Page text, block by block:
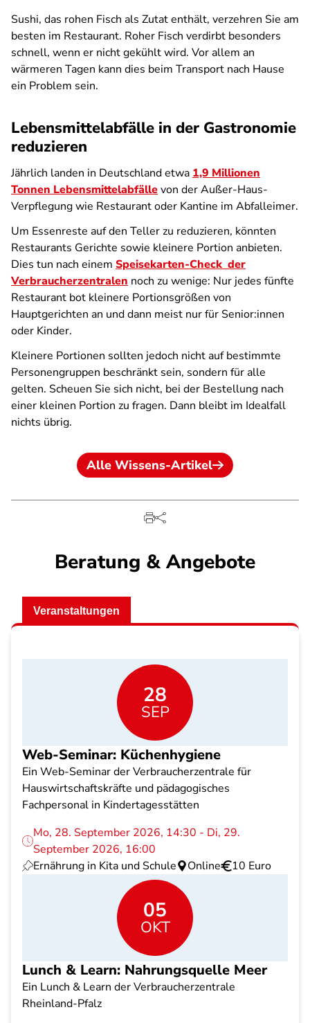
Sushi, das rohen Fisch als Zutat enthält, verzehren Sie am
besten im Restaurant. Roher Fisch verdirbt besonders
schnell, wenn er nicht gekühlt wird. Vor allem an
wärmeren Tagen kann dies beim Transport nach Hause
ein Problem sein.
Lebensmittelabfälle in der Gastronomie
reduzieren
Jährlich landen in Deutschland etwa 1,9 Millionen
Tonnen Lebensmittelabfällevon der Außer-Haus-
Verpflegung wie Restaurant oder Kantine im Abfalleimer.
Um Essenreste auf den Teller zu reduzieren, könnten
Restaurants Gerichte sowie kleinere Portion anbieten.
Dies tun nach einem Speisekarten-Check der
Verbraucherzentralen noch zu wenige: Nur jedes fünfte
Restaurant bot kleinere Portionsgrößen von
Hauptgerichten an und dann meist nur für Senior:innen
oder Kinder.
Kleinere Portionen sollten jedoch nicht auf bestimmte
Personengruppen beschränkt sein, sondern für alle
gelten. Scheuen Sie sich nicht, bei der Bestellung nach
einer kleinen Portion zu fragen. Dann bleibt im Idealfall
nichts übrig.
Alle Wissens-Artikel
Beratung & Angebote
Veranstaltungen
28
SEP
Web-Seminar: Küchenhygiene
Ein Web-Seminar der Verbraucherzentrale für
Hauswirtschaftskräfte und pädagogisches
Fachpersonal in Kindertagesstätten
Mo, 28. September 2026, 14:30 - Di, 29.
September 2026, 16:00
Ernährung in Kita und Schule
Online 10 Euro
05
OKT
Lunch & Learn: Nahrungsquelle Meer
Ein Lunch & Learn der Verbraucherzentrale
Rheinland-Pfalz